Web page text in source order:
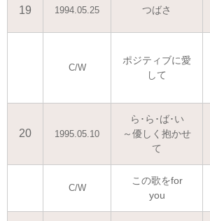
19 1994.05.25 つばさ
C/W
ポジティブに愛
して
20 1995.05.10
ら･ら･ば･い
～優しく抱かせ
て
C/W
この歌をfor
you